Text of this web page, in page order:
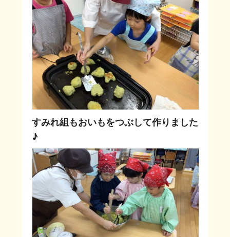
すみれ組もおいもをつぶして作りました
♪